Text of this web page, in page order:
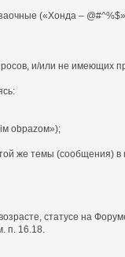
(«Хонда –
и/или не имеющих
оbраzом»);
же темы (сообщения) в
статусе на
п. 16.18.